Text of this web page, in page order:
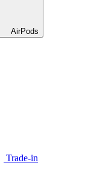
AirPods
Trade-in